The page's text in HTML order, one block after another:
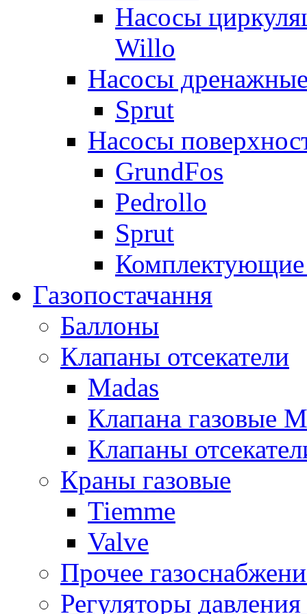
Насосы
Willo
Насосы
Sprut
Насосы
GrundFos
Pedrollo
Sprut
Комплектующие
Газопостачання
Баллоны
Клапаны отсекатели
Madas
Клапана газовые
Клапаны
Краны газовые
Tiemme
Valve
Прочее
Регуляторы давления